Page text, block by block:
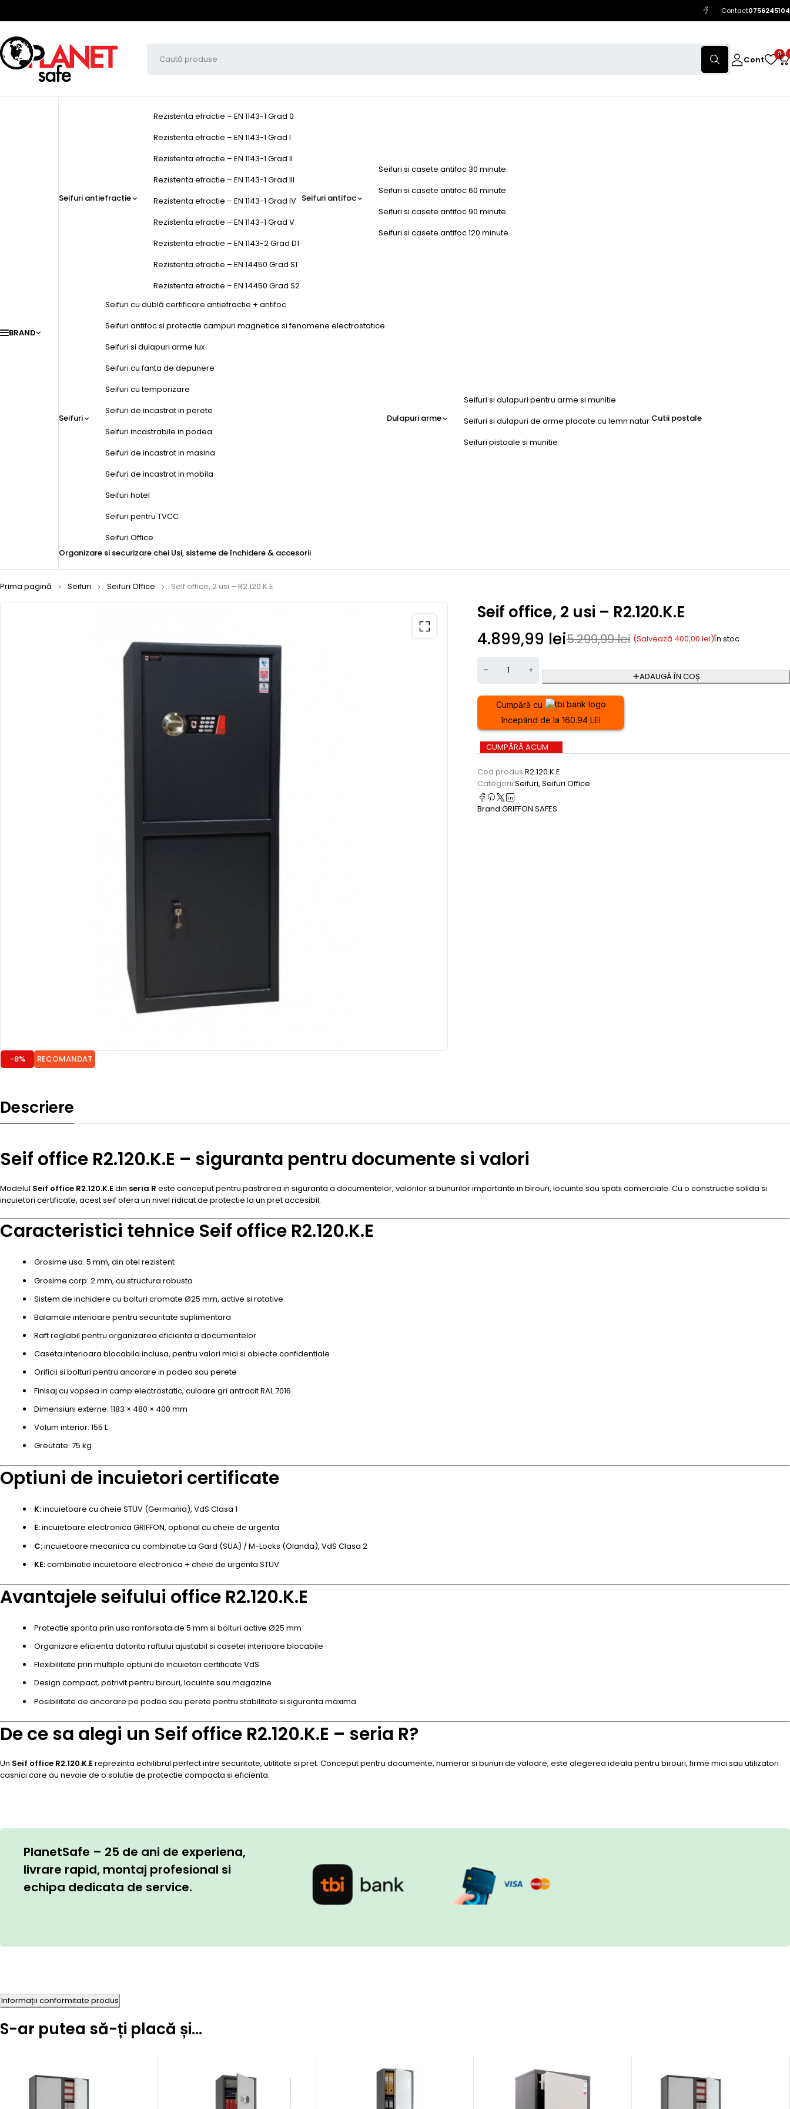
Contact0756245104
Cont
0
BRAND
Seifuri antiefractie
Rezistenta efractie – EN 1143-1 Grad 0
Rezistenta efractie – EN 1143-1 Grad I
Rezistenta efractie – EN 1143-1 Grad II
Rezistenta efractie – EN 1143-1 Grad III
Rezistenta efractie – EN 1143-1 Grad IV
Rezistenta efractie – EN 1143-1 Grad V
Rezistenta efractie – EN 1143-2 Grad D1
Rezistenta efractie – EN 14450 Grad S1
Rezistenta efractie – EN 14450 Grad S2
Seifuri antifoc
Seifuri si casete antifoc 30 minute
Seifuri si casete antifoc 60 minute
Seifuri si casete antifoc 90 minute
Seifuri si casete antifoc 120 minute
Seifuri
Seifuri cu dublă certificare antiefractie + antifoc
Seifuri antifoc si protectie campuri magnetice si fenomene electrostatice
Seifuri si dulapuri arme lux
Seifuri cu fanta de depunere
Seifuri cu temporizare
Seifuri de incastrat in perete
Seifuri incastrabile in podea
Seifuri de incastrat in masina
Seifuri de incastrat in mobila
Seifuri hotel
Seifuri pentru TVCC
Seifuri Office
Dulapuri arme
Seifuri si dulapuri pentru arme si munitie
Seifuri si dulapuri de arme placate cu lemn natur
Seifuri pistoale si munitie
Cutii postale
Organizare si securizare chei Usi, sisteme de închidere & accesorii
Prima pagină Seifuri Seifuri Office Seif office, 2 usi – R2.120.K.E
-8% RECOMANDAT
Seif office, 2 usi – R2.120.K.E
5.299,99lei
4.899,99 lei (Salvează 400,00 lei)În stoc
ADAUGĂ ÎN COȘ
Cumpără cu
începând de la 160.94 LEI
CUMPĂRĂ ACUM
Cod produs:R2.120.K.E
Categorii:Seifuri, Seifuri Office
Brand:GRIFFON SAFES
Descriere
Seif office R2.120.K.E – siguranta pentru documente si valori
Modelul Seif office R2.120.K.Edin seria R este conceput pentru pastrarea in siguranta a documentelor, valorilor si bunurilor importante in birouri, locuinte sau spatii comerciale. Cu o constructie solida si
incuietori certificate, acest seif ofera un nivel ridicat de protectie la un pret accesibil.
Caracteristici tehnice Seif office R2.120.K.E
Grosime usa: 5 mm, din otel rezistent
Grosime corp: 2 mm, cu structura robusta
Sistem de inchidere cu bolturi cromate Ø25 mm, active si rotative
Balamale interioare pentru securitate suplimentara
Raft reglabil pentru organizarea eficienta a documentelor
Caseta interioara blocabila inclusa, pentru valori mici si obiecte confidentiale
Orificii si bolturi pentru ancorare in podea sau perete
Finisaj cu vopsea in camp electrostatic, culoare gri antracit RAL 7016
Dimensiuni externe: 1183 × 480 × 400 mm
Volum interior: 155 L
Greutate: 75 kg
Optiuni de incuietori certificate
K:incuietoare cu cheie STUV (Germania), VdS Clasa 1
E:incuietoare electronica GRIFFON, optional cu cheie de urgenta
C:incuietoare mecanica cu combinatie La Gard (SUA) / M-Locks (Olanda), VdS Clasa 2
KE:combinatie incuietoare electronica + cheie de urgenta STUV
Avantajele seifului office R2.120.K.E
Protectie sporita prin usa ranforsata de 5 mm si bolturi active Ø25 mm
Organizare eficienta datorita raftului ajustabil si casetei interioare blocabile
Flexibilitate prin multiple optiuni de incuietori certificate VdS
Design compact, potrivit pentru birouri, locuinte sau magazine
Posibilitate de ancorare pe podea sau perete pentru stabilitate si siguranta maxima
De ce sa alegi un Seif office R2.120.K.E – seria R?
Un Seif office R2.120.K.Ereprezinta echilibrul perfect intre securitate, utilitate si pret. Conceput pentru documente, numerar si bunuri de valoare, este alegerea ideala pentru birouri, firme mici sau utilizatori
casnici care au nevoie de o solutie de protectie compacta si eficienta.
PlanetSafe – 25 de ani de experiena,
livrare rapid, montaj profesional si
echipa dedicata de service.
Informații conformitate produs
S-ar putea să-ți placă și…